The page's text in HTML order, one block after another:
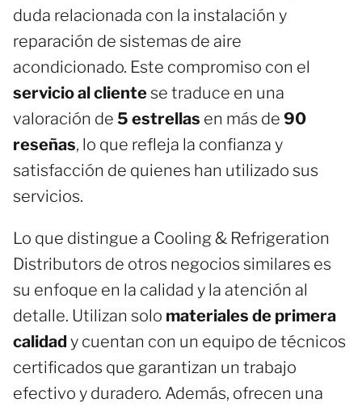
duda relacionada con la instalación y
reparación de sistemas de aire
acondicionado. Este compromiso con el
servicio al clientese traduce en una
valoración de 5 estrellas en más de 90
reseñas, lo que refleja la confianza y
satisfacción de quienes han utilizado sus
servicios.
Lo que distingue a Cooling & Refrigeration
Distributors de otros negocios similares es
su enfoque en la calidad y la atención al
detalle. Utilizan solo materiales de primera
calidad y cuentan con un equipo de técnicos
certificados que garantizan un trabajo
efectivo y duradero. Además, ofrecen una